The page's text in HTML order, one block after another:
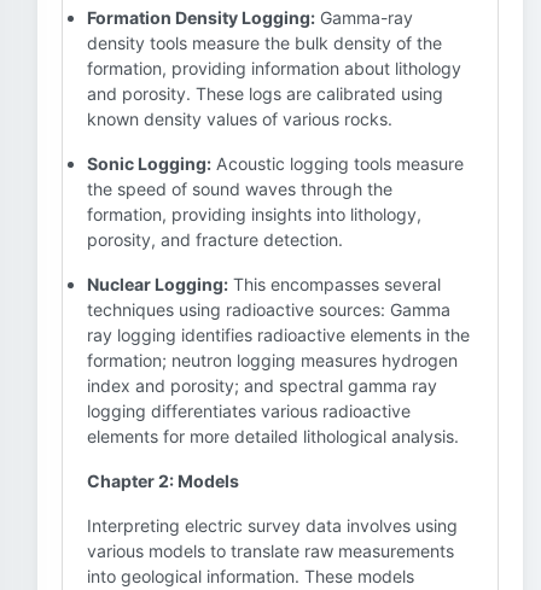
Formation Density Logging: Gamma-ray
density tools measure the bulk density of the
formation, providing information about lithology
and porosity. These logs are calibrated using
known density values of various rocks.
Sonic Logging: Acoustic logging tools measure
the speed of sound waves through the
formation, providing insights into lithology,
porosity, and fracture detection.
Nuclear Logging: This encompasses several
techniques using radioactive sources: Gamma
ray logging identifies radioactive elements in the
formation; neutron logging measures hydrogen
index and porosity; and spectral gamma ray
logging differentiates various radioactive
elements for more detailed lithological analysis.
Chapter 2: Models
Interpreting electric survey data involves using
various models to translate raw measurements
into geological information. These models